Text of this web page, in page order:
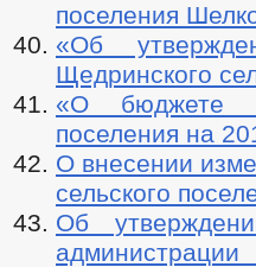
поселения
«Об
Щедринского
«О бюджете
поселения на
О внесении
сельского
Об